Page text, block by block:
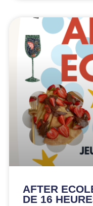
AFTER
DE 16